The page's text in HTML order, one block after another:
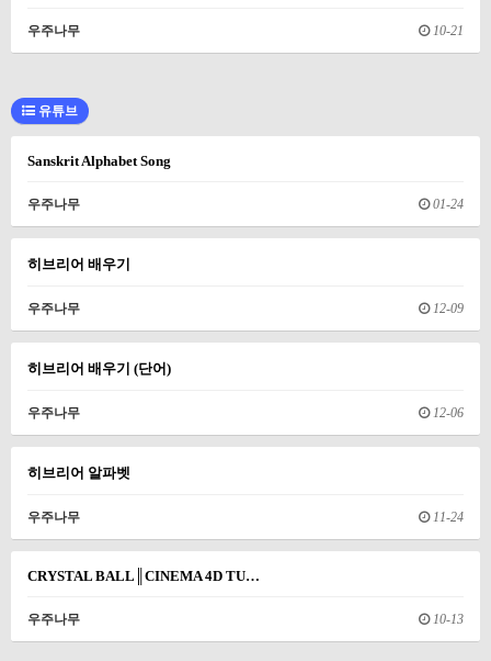
우주나무 10-21
유튜브
Sanskrit Alphabet Song
우주나무 01-24
히브리어 배우기
우주나무 12-09
히브리어 배우기 (단어)
우주나무 12-06
히브리어 알파벳
우주나무 11-24
CRYSTAL BALL║CINEMA 4D TU…
우주나무 10-13